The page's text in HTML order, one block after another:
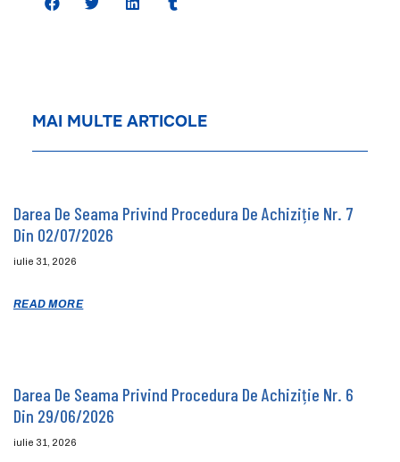
MAI MULTE ARTICOLE
Darea De Seama Privind Procedura De Achiziție Nr. 7
Din 02/07/2026
iulie 31, 2026
READ MORE
Darea De Seama Privind Procedura De Achiziție Nr. 6
Din 29/06/2026
iulie 31, 2026